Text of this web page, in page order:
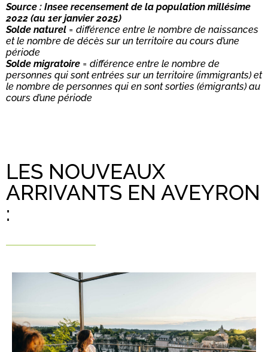
Source : Insee recensement de la population millésime
2022 (au 1er janvier 2025)
Solde naturel = différence entre le nombre de naissances
et le nombre de décès sur un territoire au cours d’une
période
Solde migratoire = différence entre le nombre de
personnes qui sont entrées sur un territoire (immigrants) et
le nombre de personnes qui en sont sorties (émigrants) au
cours d’une période
LES NOUVEAUX
ARRIVANTS EN AVEYRON
: